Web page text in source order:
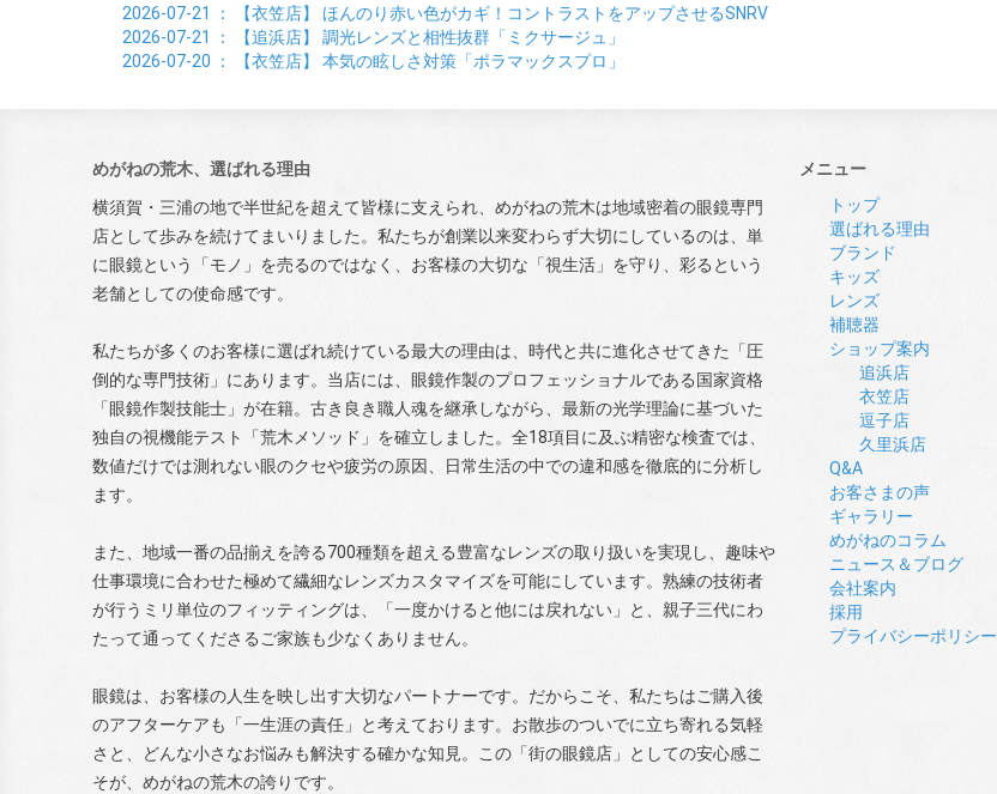
2026-07-21
： 【衣笠店】 ほんのり赤い色がカギ！コントラストをアップさせるSNRV
2026-07-21
： 【追浜店】 調光レンズと相性抜群「ミクサージュ」
2026-07-20 ： 【衣笠店】 本気の眩しさ対策「ポラマックスプロ」
めがねの荒木、選ばれる理由
横須賀・三浦の地で半世紀を超えて皆様に支えられ、めがねの荒木は地域密着の眼鏡専門
店として歩みを続けてまいりました。私たちが創業以来変わらず大切にしているのは、単
に眼鏡という「モノ」を売るのではなく、お客様の大切な「視生活」を守り、彩るという
老舗としての使命感です。
私たちが多くのお客様に選ばれ続けている最大の理由は、時代と共に進化させてきた「圧
倒的な専門技術」にあります。当店には、眼鏡作製のプロフェッショナルである国家資格
「眼鏡作製技能士」が在籍。古き良き職人魂を継承しながら、最新の光学理論に基づいた
独自の視機能テスト「荒木メソッド」を確立しました。全18項目に及ぶ精密な検査では、
数値だけでは測れない眼のクセや疲労の原因、日常生活の中での違和感を徹底的に分析し
ます。
また、地域一番の品揃えを誇る700種類を超える豊富なレンズの取り扱いを実現し、趣味や
仕事環境に合わせた極めて繊細なレンズカスタマイズを可能にしています。熟練の技術者
が行うミリ単位のフィッティングは、「一度かけると他には戻れない」と、親子三代にわ
たって通ってくださるご家族も少なくありません。
眼鏡は、お客様の人生を映し出す大切なパートナーです。だからこそ、私たちはご購入後
のアフターケアも「一生涯の責任」と考えております。お散歩のついでに立ち寄れる気軽
さと、どんな小さなお悩みも解決する確かな知見。この「街の眼鏡店」としての安心感こ
そが、めがねの荒木の誇りです。
メニュー
トップ
選ばれる理由
ブランド
キッズ
レンズ
補聴器
ショップ案内
追浜店
衣笠店
逗子店
久里浜店
Q&A
お客さまの声
ギャラリー
めがねのコラム
ニュース＆ブログ
会社案内
採用
プライバシーポリシー